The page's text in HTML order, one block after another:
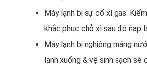
Máy lạnh bị sự cố xì gas:
khắc phục chỗ xì sau đó nạp
Máy lạnh bị nghiêng máng
lạnh xuống & vệ sinh sạch sẽ